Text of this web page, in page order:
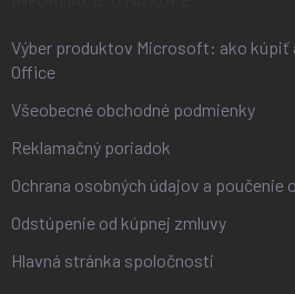
Výber produktov Microsoft: ako kúpiť
Office
Všeobecné obchodné podmienky
Reklamačný poriadok
Ochrana osobných údajov a poučenie
Odstúpenie od kúpnej zmluvy
Hlavná stránka spoločnosti